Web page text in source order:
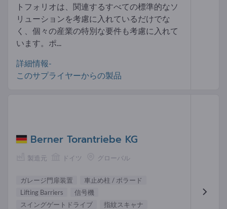
トフォリオは、関連するすべての標準的なソ
リューションを考慮に入れているだけでな
く、個々の産業の特別な要件も考慮に入れて
います。ポ...
詳細情報-
このサプライヤーからの製品
Berner Torantriebe KG
製造元 ドイツ グローバル
ガレージ門扉装置
車止め柱 / ボラード
Lifting Barriers
信号機
スイングゲートドライブ
指紋スキャナ